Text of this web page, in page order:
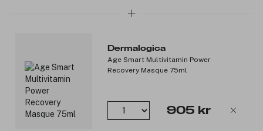
Dermalogica
Age Smart Multivitamin Power
Recovery Masque 75ml
905 kr